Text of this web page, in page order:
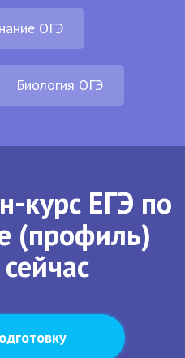
ОГЭ
Биология ОГЭ
курс ЕГЭ по
(профиль)